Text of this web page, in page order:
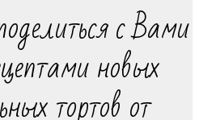
с Вами
новых
тортов от